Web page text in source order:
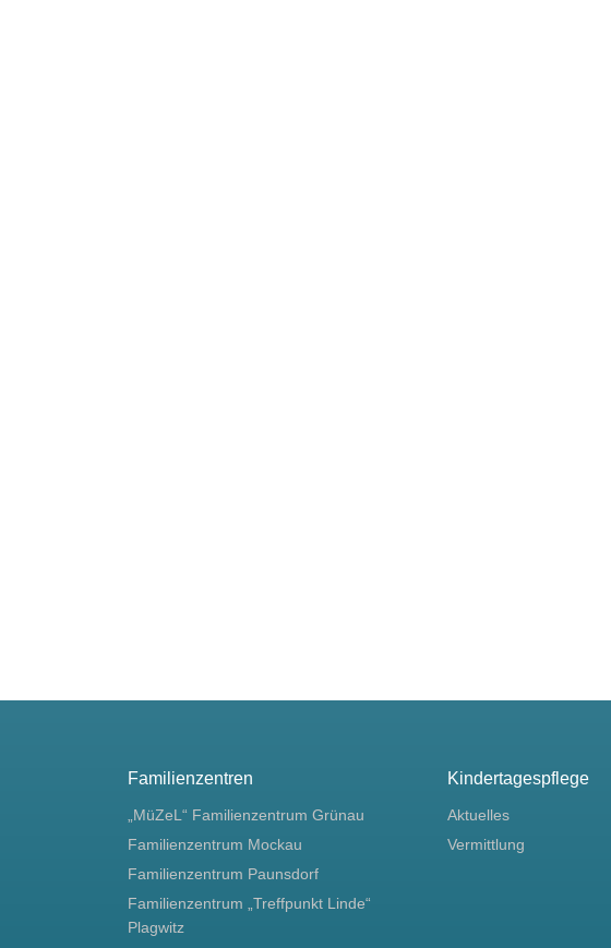
Familienzentren
„MüZeL“ Familienzentrum Grünau
Familienzentrum Mockau
Familienzentrum Paunsdorf
Familienzentrum „Treffpunkt Linde“
Plagwitz
Kindertagespflege
Aktuelles
Vermittlung